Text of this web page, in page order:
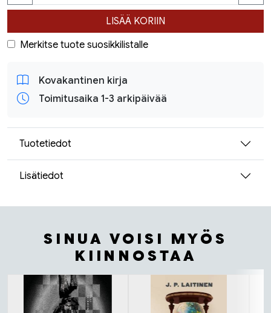
LISÄÄ KORIIN
Merkitse tuote suosikkilistalle
Kovakantinen kirja
Toimitusaika 1-3 arkipäivää
Tuotetiedot
Lisätiedot
SINUA VOISI MYÖS
KIINNOSTAA
Tuoteluettelon alku